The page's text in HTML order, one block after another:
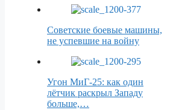
Советские боевые машины,
не успевшие на войну
Угон МиГ-25: как один
лётчик раскрыл Западу
больше,…